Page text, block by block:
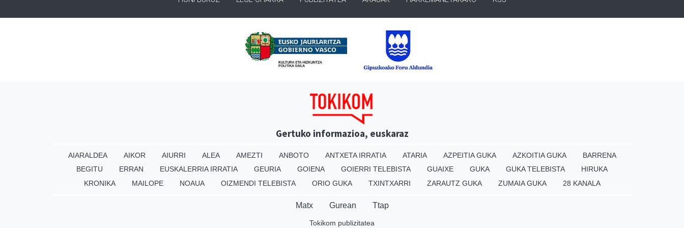
Gertuko informazioa, euskaraz
AIARALDEA AIKOR AIURRI ALEA AMEZTI ANBOTO ANTXETA IRRATIA ATARIA AZPEITIA GUKA AZKOITIA GUKA
BARRENA
BEGITU
ERRAN EUSKALERRIA IRRATIA GEURIA GOIENA GOIERRI TELEBISTA GUAIXE GUKA GUKA TELEBISTA
HIRUKA
KRONIKA
MAILOPE NOAUA OIZMENDI TELEBISTA ORIO GUKA TXINTXARRI ZARAUTZ GUKA ZUMAIA GUKA 28 KANALA
Matx Gurean Ttap
Tokikom publizitatea